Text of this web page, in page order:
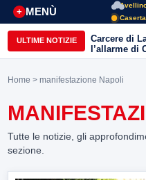
MENÙ
+
Caserta
ULTIME NOTIZIE
Carcere di
l’allarme di
Home > manifestazione Napoli
Tutte le notizie, gli
sezione.